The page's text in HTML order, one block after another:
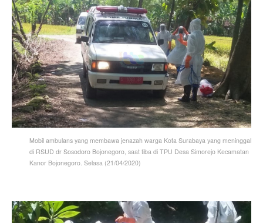
Mobil ambulans yang membawa jenazah warga Kota Surabaya yang meninggal
di RSUD dr Sosodoro Bojonegoro, saat tiba di TPU Desa Simorejo Kecamatan
Kanor Bojonegoro. Selasa (21/04/2020)